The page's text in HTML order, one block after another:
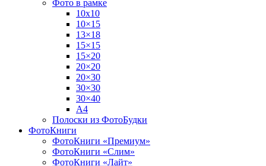
Фото в рамке
10х10
10×15
13×18
15×15
15×20
20×20
20×30
30×30
30×40
A4
Полоски из ФотоБудки
ФотоКниги
ФотоКниги «Премиум»
ФотоКниги «Слим»
ФотоКниги «Лайт»